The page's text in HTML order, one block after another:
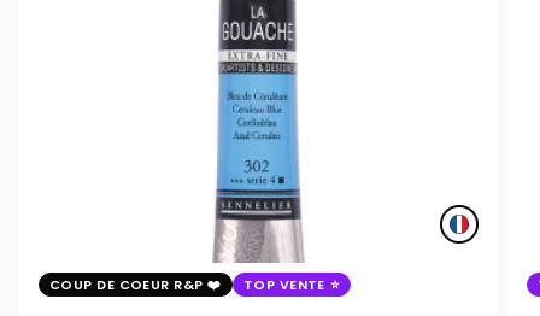
COUP DE COEUR R&P TOP VENTE